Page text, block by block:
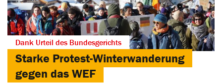
Dank Urteil des Bundesgerichts
Starke Protest-Winterwanderung
gegen das WEF